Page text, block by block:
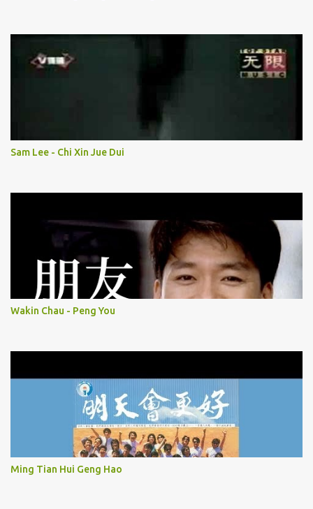
Sam Lee - Chi Xin Jue Dui
Wakin Chau - Peng You
Ming Tian Hui Geng Hao